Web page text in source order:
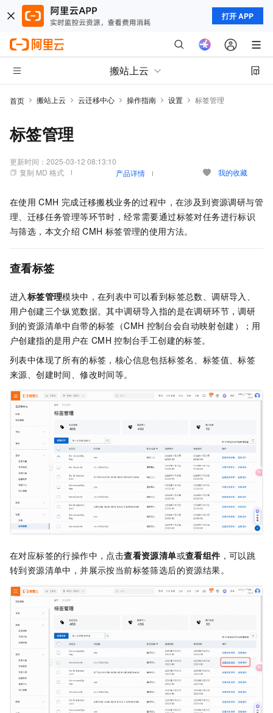
打开 APP
搬站上云
首页 搬站上云 云迁移中心 操作指南 设置 标签管理
标签管理
更新时间： 2025-03-12 08:13:10
复制 MD 格式
产品详情 我的收藏
在使用 CMH 完成迁移搬栈业务的过程中，在涉及到资源调研与管
理、迁移任务管理等环节时，经常需要通过标签对任务进行标识
与筛选，本文介绍 CMH 标签管理的使用方法。
查看标签
进入标签管理模块中，在列表中可以看到标签总数、调研导入、
用户创建三个纵览数据。其中调研导入指的是在调研环节，调研
到的资源清单中自带的标签（CMH 控制台会自动映射创建）；用
户创建指的是用户在 CMH 控制台手工创建的标签。
列表中体现了所有的标签，核心信息包括标签名、标签值、标签
来源、创建时间、修改时间等。
在对应标签的行操作中，点击查看资源清单或查看组件 ，可以跳
转到资源清单中，并展示按当前标签筛选后的资源结果。